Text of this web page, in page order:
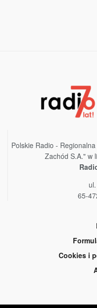
Polskie Radio -
Zachód S.A." w
65-
Cookies i